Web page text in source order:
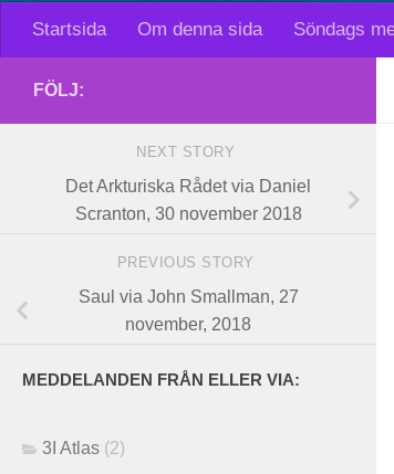
Startsida Om denna sida Söndags
FÖLJ:
NEXT STORY
Det Arkturiska Rådet via Daniel
Scranton, 30 november 2018
PREVIOUS STORY
Saul via John Smallman, 27
november, 2018
MEDDELANDEN FRÅN ELLER VIA:
3I Atlas (2)